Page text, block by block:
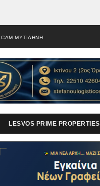
CAM ΜΥΤΙΛΗΝΗ
LESVOS PRIME PROPERTIES